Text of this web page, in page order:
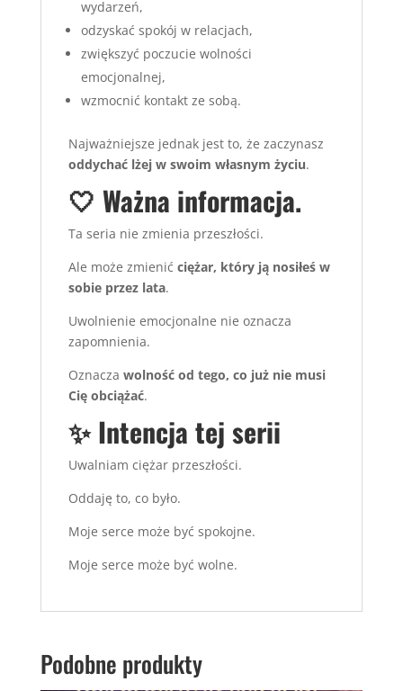
wydarzeń,
odzyskać spokój w relacjach,
zwiększyć poczucie wolności
emocjonalnej,
wzmocnić kontakt ze sobą.
Najważniejsze jednak jest to, że zaczynasz
oddychać lżej w swoim własnym życiu.
🤍 Ważna informacja.
Ta seria nie zmienia przeszłości.
Ale może zmienić ciężar, który ją nosiłeś w
sobie przez lata.
Uwolnienie emocjonalne nie oznacza
zapomnienia.
Oznacza wolność od tego, co już nie musi
Cię obciążać.
✨ Intencja tej serii
Uwalniam ciężar przeszłości.
Oddaję to, co było.
Moje serce może być spokojne.
Moje serce może być wolne.
Podobne produkty